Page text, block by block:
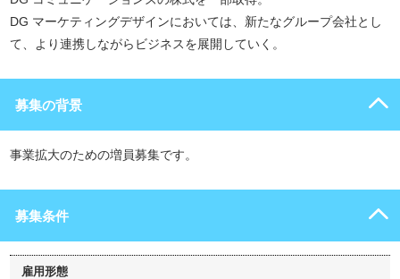
DG マーケティングデザインにおいては、新たなグループ会社とし
て、より連携しながらビジネスを展開していく。
募集の背景
事業拡大のための増員募集です。
募集条件
雇用形態